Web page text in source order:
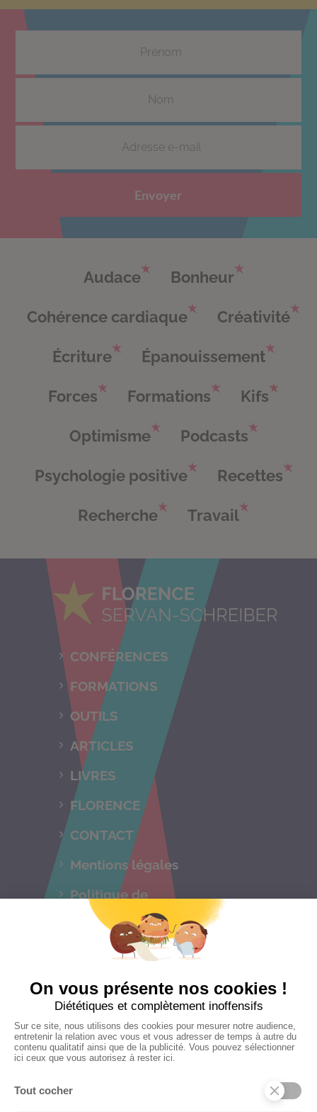
Envoyer
Audace Bonheur
Cohérence cardiaque Créativité
Écriture Épanouissement
Forces Formations Kifs
Optimisme Podcasts
Psychologie positive Recettes
Recherche Travail
CONFÉRENCES
FORMATIONS
OUTILS
ARTICLES
LIVRES
FLORENCE
CONTACT
Mentions légales
Politique de
confidentialités
Suivez-nous
CONTACTEZ-NOUS